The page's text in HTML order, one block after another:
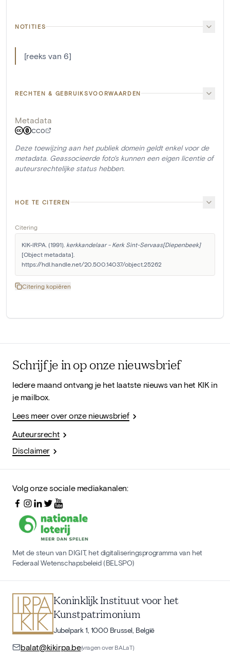
NOTITIES
[reeks van 6]
RECHTEN & GEBRUIKSVOORWAARDEN
Metadata
CC0
Deze toewijzing aan het publiek domein geldt enkel voor de
metadata. Geassocieerde foto's kunnen een eigen licentie of
auteursrechtelijke status hebben.
HOE TE CITEREN
Citering
KIK-IRPA. (1991). kerkkandelaar - Kerk Sint-Servaas[Diepenbeek]
[Object metadata].
https://hdl.handle.net/20.500.14037/object.25262
Citering kopiëren
Schrijf je in op onze nieuwsbrief
Iedere maand ontvang je het laatste nieuws van het KIK in
je mailbox.
Lees meer over onze nieuwsbrief
Auteursrecht
Disclaimer
Volg onze sociale mediakanalen:
Met de steun van DIGIT, het digitaliseringsprogramma van het
Federaal Wetenschapsbeleid (BELSPO)
Koninklijk Instituut voor het
Kunstpatrimonium
Jubelpark 1, 1000 Brussel, België
balat@kikirpa.be(vragen over BALaT)